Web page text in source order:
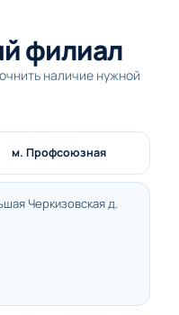
филиал
наличие нужной
Черкизовская д.
м. Профсоюзная